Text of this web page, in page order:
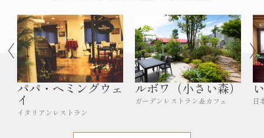
パパ・ヘミングウェ
イ
イタリアンレストラン
ルボワ（小さい森）
ガーデンレストラン＆カフェ 日